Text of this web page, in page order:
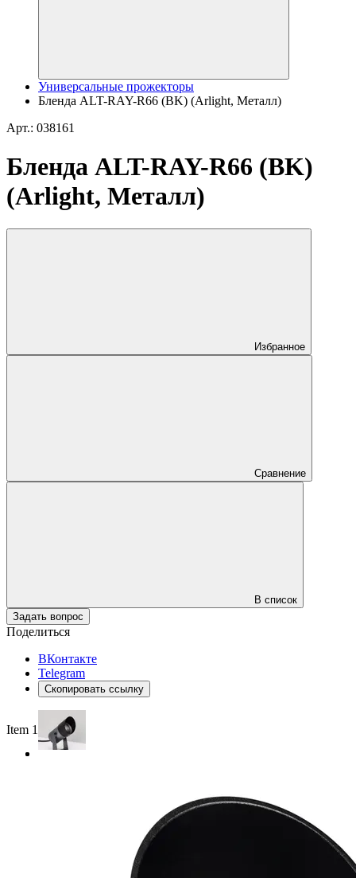
Универсальные прожекторы
Бленда ALT-RAY-R66 (BK) (Arlight, Металл)
Арт.: 038161
Бленда ALT-RAY-R66 (BK)
(Arlight, Металл)
Избранное
Сравнение
В список
Задать вопрос
Поделиться
ВКонтакте
Telegram
Скопировать ссылку
Item 1 of 2